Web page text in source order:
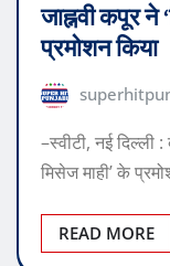
जाह्नवी कपूर ने
प्रमोशन किया
–स्वीटी, नई दिल्ली
मिसेज माही’ के
READ MORE